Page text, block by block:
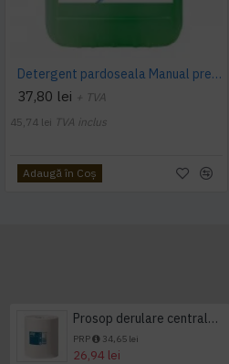
Detergent pardoseala Manual premium 5L Canistra AQAS
37,80 lei + TVA
45,74 lei TVA inclus
Adaugă în Coş
Prosop derulare centrala 1 pliu, 300 m Tork
PRP 34,65 lei
26,94 lei